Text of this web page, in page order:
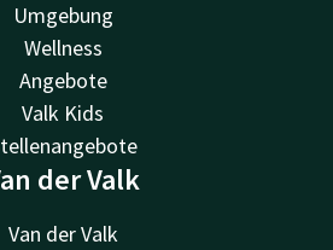
Umgebung
Wellness
Angebote
Valk Kids
der Valk
Van der Valk